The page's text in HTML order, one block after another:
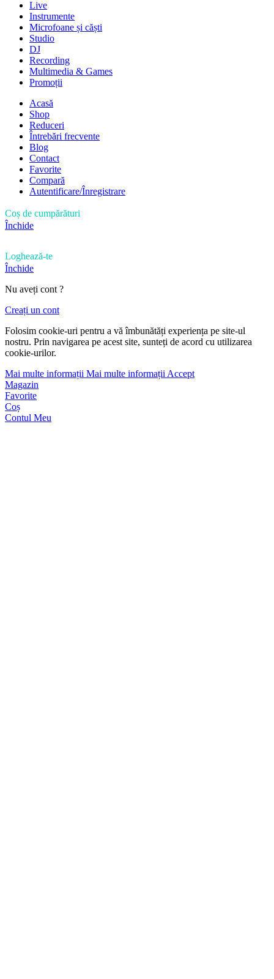
Live
Instrumente
Microfoane și căști
Studio
DJ
Recording
Multimedia & Games
Promoții
Acasă
Shop
Reduceri
Întrebări frecvente
Blog
Contact
Favorite
Compară
Autentificare/Înregistrare
Coș de cumpărături
Închide
Loghează-te
Închide
Nu aveți cont ?
Creați un cont
Folosim cookie-uri pentru a vă îmbunătăți experiența pe site-ul
nostru. Prin navigarea pe acest site, sunteți de acord cu utilizarea
cookie-urilor.
Mai multe informații Mai multe informațiiAccept
Magazin
Favorite
Coș
Contul Meu